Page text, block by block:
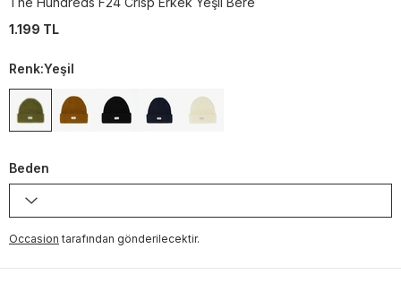
1.199 TL
Renk:Yeşil
Beden
Occasion tarafından gönderilecektir.